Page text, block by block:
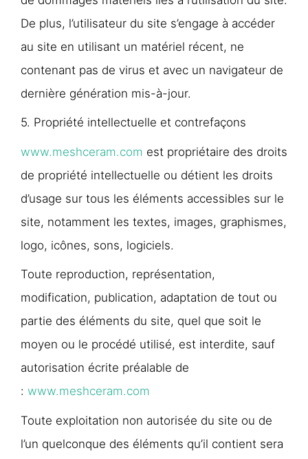
De plus, l’utilisateur du site s’engage à accéder
au site en utilisant un matériel récent, ne
contenant pas de virus et avec un navigateur de
dernière génération mis-à-jour.
5. Propriété intellectuelle et contrefaçons
www.meshceram.com est propriétaire des droits
de propriété intellectuelle ou détient les droits
d’usage sur tous les éléments accessibles sur le
site, notamment les textes, images, graphismes,
logo, icônes, sons, logiciels.
Toute reproduction, représentation,
modification, publication, adaptation de tout ou
partie des éléments du site, quel que soit le
moyen ou le procédé utilisé, est interdite, sauf
autorisation écrite préalable de
: www.meshceram.com
Toute exploitation non autorisée du site ou de
l’un quelconque des éléments qu’il contient sera